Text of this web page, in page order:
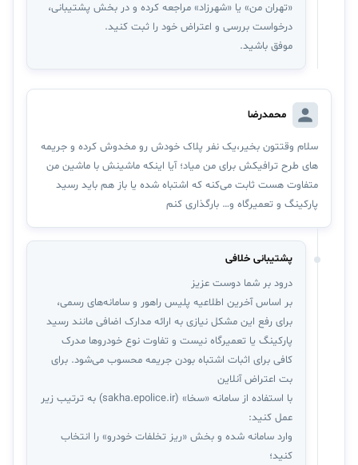
«تهران من» یا «شهرزاد» مراجعه کرده و در بخش پشتیبانی،
درخواست بررسی و اعتراض خود را ثبت کنید.
موفق باشید.
محمدرضا
سلام وقتتون بخیر،یک نفر پلاک خودش رو مخدوش کرده و جریمه
های طرح ترافیکش برای من میاد؛ آیا اینکه ماشینش با ماشین من
متفاوت هست ثابت می‌کنه که اشتباه شده یا باز هم باید رسید
پارکینگ و تعمیرگاه و… بارگذاری کنم
پشتیبانی خلافی
درود بر شما دوست عزیز
بر اساس آخرین اطلاعیه پلیس راهور و سامانه‌های رسمی،
برای رفع این مشکل نیازی به ارائه مدارک اضافی مانند رسید
پارکینگ یا تعمیرگاه نیست و تفاوت نوع خودروها مدرک
کافی برای اثبات اشتباه بودن جریمه محسوب می‌شود. برای
بت اعتراض آنلاین
با استفاده از سامانه «سخا» (sakha.epolice.ir) به‌ ترتیب زیر
عمل کنید:
وارد سامانه شده و بخش «ریز تخلفات خودرو» را انتخاب
کنید؛